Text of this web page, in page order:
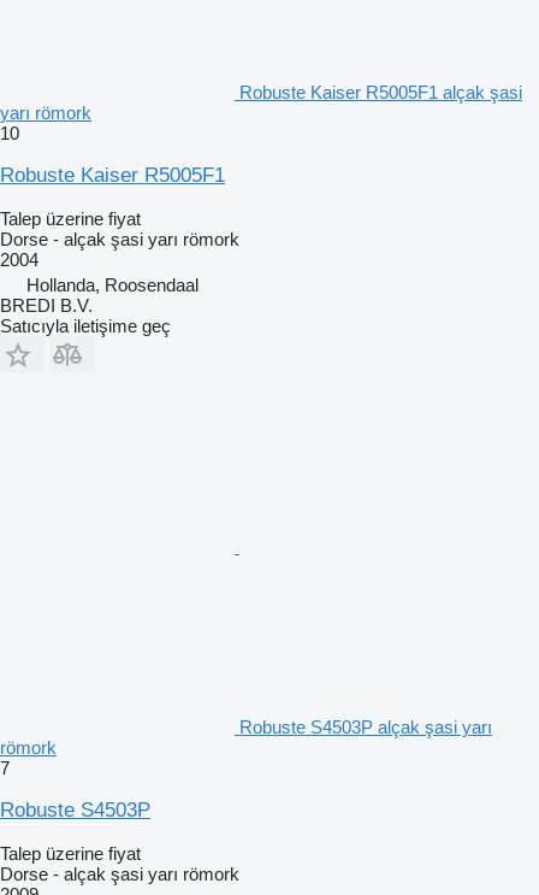
Robuste Kaiser R5005F1 alçak şasi
yarı römork
10
Robuste Kaiser R5005F1
Talep üzerine fiyat
Dorse - alçak şasi yarı römork
2004
Hollanda, Roosendaal
BREDI B.V.
Satıcıyla iletişime geç
Robuste S4503P alçak şasi yarı
römork
7
Robuste S4503P
Talep üzerine fiyat
Dorse - alçak şasi yarı römork